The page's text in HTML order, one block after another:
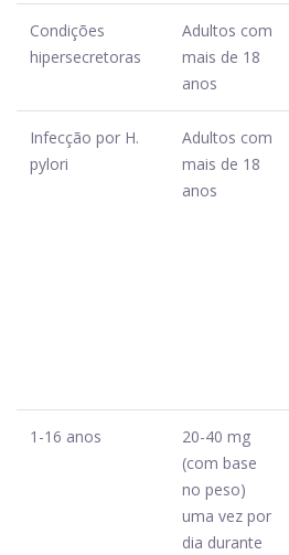
Condições
hipersecretoras
Adultos com
mais de 18
anos
Infecção por H.
pylori
Adultos com
mais de 18
anos
1-16 anos
20-40 mg
(com base
no peso)
uma vez por
dia durante